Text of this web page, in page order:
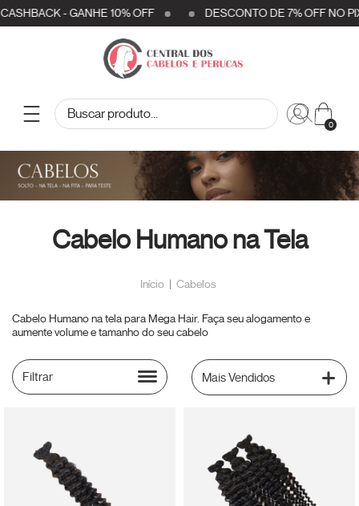
- GANHE 10% OFF DESCONTO DE 7% OFF NO PIX /
0
Cabelo Humano na Tela
Início | Cabelos
Cabelo Humano na tela para Mega Hair. Faça seu alogamento e
aumente volume e tamanho do seu cabelo
Filtrar